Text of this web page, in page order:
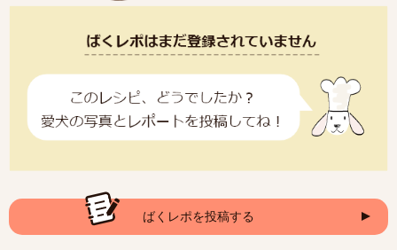
ばくレポを投稿する